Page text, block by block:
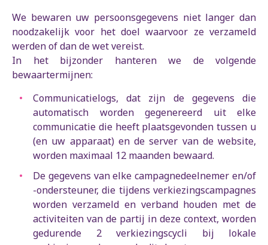
We bewaren uw persoonsgegevens niet langer dan
noodzakelijk voor het doel waarvoor ze verzameld
werden of dan de wet vereist.
In het bijzonder hanteren we de volgende
bewaartermijnen:
Communicatielogs, dat zijn de gegevens die
automatisch worden gegenereerd uit elke
communicatie die heeft plaatsgevonden tussen u
(en uw apparaat) en de server van de website,
worden maximaal 12 maanden bewaard.
De gegevens van elke campagnedeelnemer en/of
-ondersteuner, die tijdens verkiezingscampagnes
worden verzameld en verband houden met de
activiteiten van de partij in deze context, worden
gedurende 2 verkiezingscycli bij lokale